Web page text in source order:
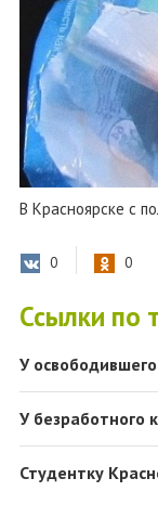
В Красноярске с
0 0
Ссылки по
У
У безработного
Студентку